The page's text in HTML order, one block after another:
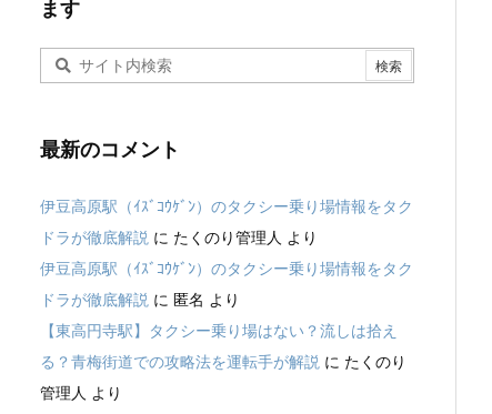
ます
最新のコメント
伊豆高原駅（ｲｽﾞｺｳｹﾞﾝ）のタクシー乗り場情報をタク
ドラが徹底解説 に たくのり管理人 より
伊豆高原駅（ｲｽﾞｺｳｹﾞﾝ）のタクシー乗り場情報をタク
ドラが徹底解説 に 匿名 より
【東高円寺駅】タクシー乗り場はない？流しは拾え
る？青梅街道での攻略法を運転手が解説 に たくのり
管理人 より